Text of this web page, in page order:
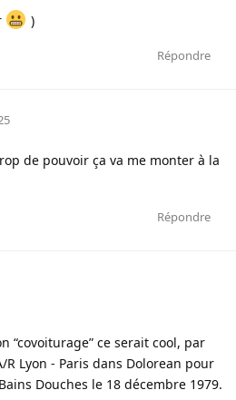
)
Répondre
de pouvoir ça va me monter à la
Répondre
“covoiturage” ce serait cool, par
Lyon - Paris dans Dolorean pour
Douches le 18 décembre 1979.